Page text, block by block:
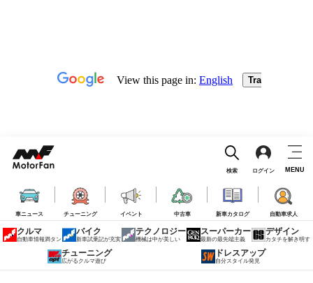
車ニュース チューニング イベント 中古車 新車カタログ 自動車求人
検索 ログイン MENU
クルマ
自動車情報満タン
バイク
新車試乗記が充実
テクノロジー
機械は中が美しい
スーパーカー
最新の最先端主義
デザイン
カタチを解き明す
チューニング
広がるクルマ遊び
ドレスアップ
自分スタイル発見